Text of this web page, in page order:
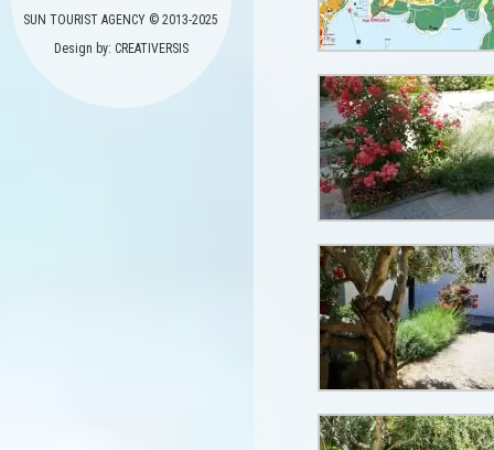
SUN TOURIST AGENCY © 2013-2025
Design by: CREATIVERSIS